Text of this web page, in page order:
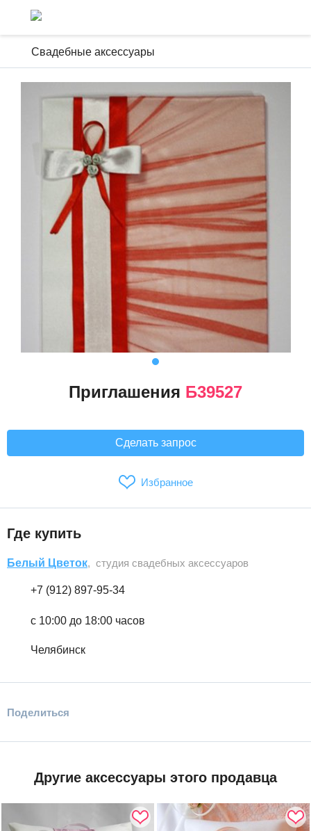
Свадебные аксессуары
Приглашения Б39527
Сделать запрос
Избранное
Где купить
Белый Цветок, студия свадебных аксессуаров
+7 (912) 897-95-34
с 10:00 до 18:00 часов
Челябинск
Поделиться
Другие аксессуары этого продавца